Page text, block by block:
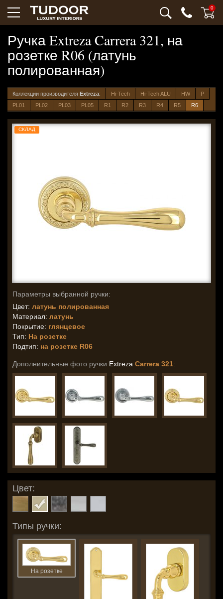
0
Ручка Extreza Carrera 321, на
розетке R06 (латунь
полированная)
Коллекции производителя Extreza: Hi-Tech Hi-Tech ALU HW
P
PL01
PL02 PL03 PL05 R1 R2 R3 R4 R5 R6
СКЛАД
Параметры выбранной ручки:
Цвет: латунь полированная
Материал: латунь
Покрытие: глянцевое
Тип: На розетке
Подтип: на розетке R06
Дополнительные фото ручки Extreza Carrera 321:
Цвет:
Типы ручки:
На розетке